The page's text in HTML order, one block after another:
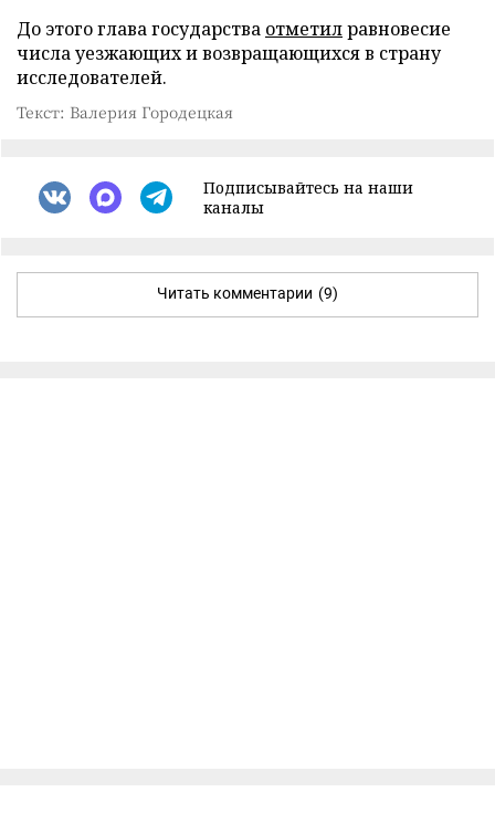
До этого глава государства отметилравновесие
числа уезжающих и возвращающихся в страну
исследователей.
Текст: Валерия Городецкая
Подписывайтесь на наши
каналы
Читать комментарии (9)